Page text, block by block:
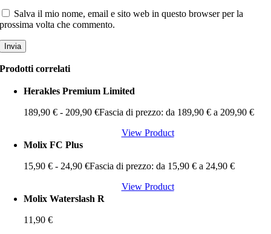
Salva il mio nome, email e sito web in questo browser per la
prossima volta che commento.
Prodotti correlati
Herakles Premium Limited
189,90€ - 209,90€Fascia di prezzo: da 189,90 € a 209,90 €
View Product
Molix FC Plus
15,90€ - 24,90€Fascia di prezzo: da 15,90 € a 24,90 €
View Product
Molix Waterslash R
11,90€